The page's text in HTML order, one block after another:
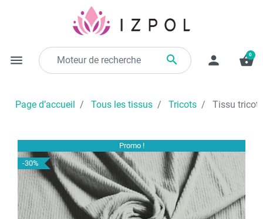
menu  person shopping_basket
0
Page d’accueil Tous les tissus Tricots Tissu
Promo !
-30%